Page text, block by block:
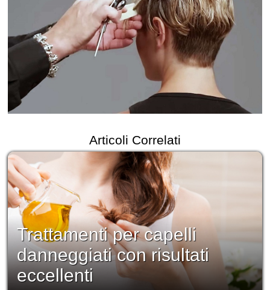
Articoli Correlati
Trattamenti per capelli
danneggiati con risultati
eccellenti